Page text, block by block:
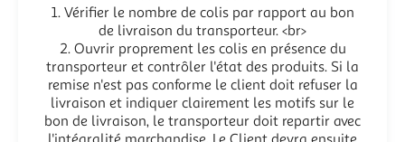
1. Vérifier le nombre de colis par rapport au bon
de livraison du transporteur. <br>
2. Ouvrir proprement les colis en présence du
transporteur et contrôler l'état des produits. Si la
remise n'est pas conforme le client doit refuser la
livraison et indiquer clairement les motifs sur le
bon de livraison, le transporteur doit repartir avec